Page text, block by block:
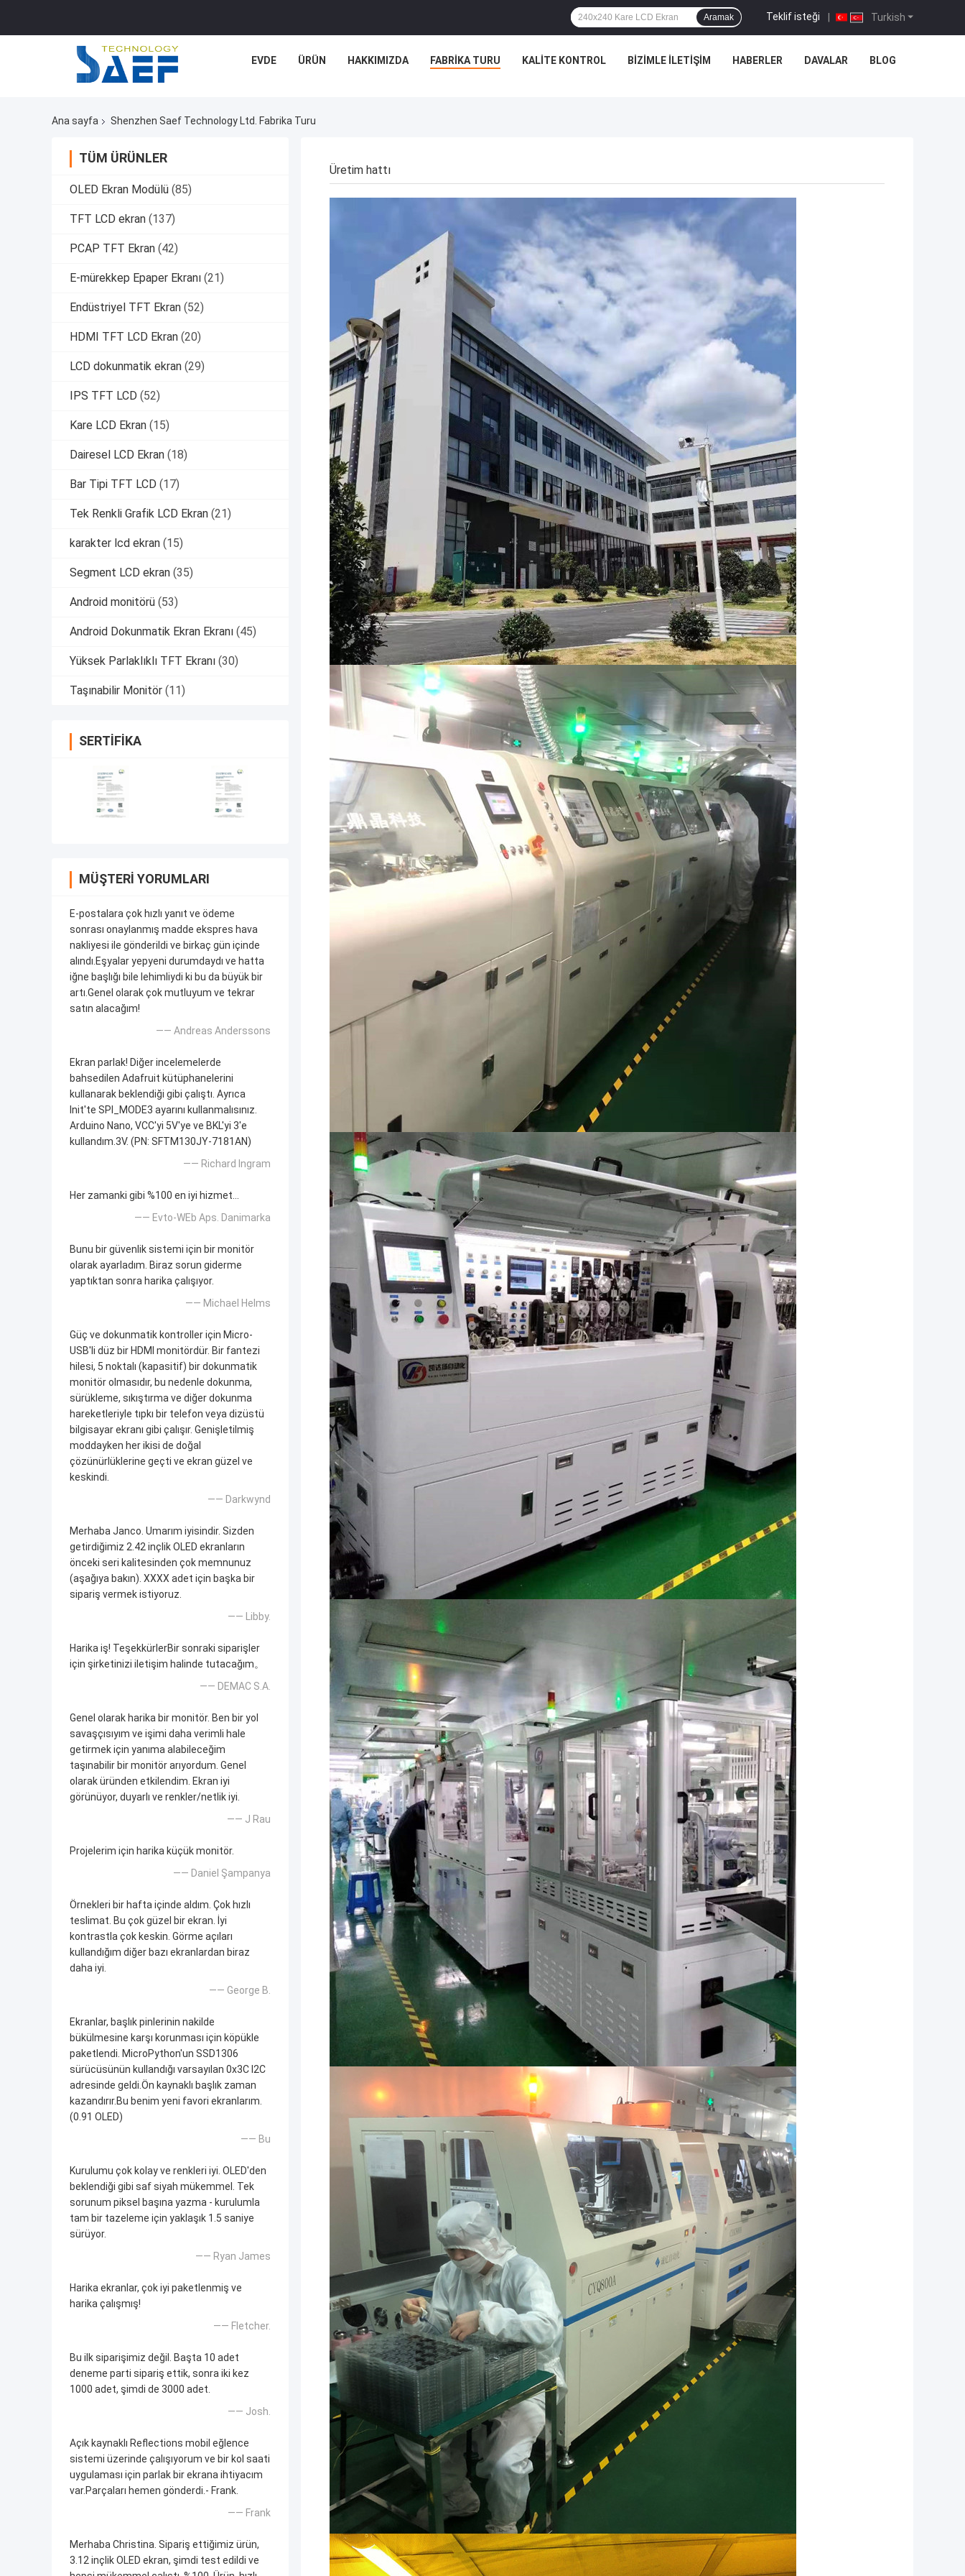
Turkish
Teklif isteği |
Aramak
EVDE ÜRÜN HAKKIMIZDA FABRIKA TURU KALITE KONTROL BIZIMLE İLETIŞIM HABERLER DAVALAR BLOG
Ana sayfa Shenzhen Saef Technology Ltd. Fabrika Turu
TÜM ÜRÜNLER
OLED Ekran Modülü (85)
TFT LCD ekran (137)
PCAP TFT Ekran (42)
E-mürekkep Epaper Ekranı (21)
Endüstriyel TFT Ekran (52)
HDMI TFT LCD Ekran (20)
LCD dokunmatik ekran (29)
IPS TFT LCD (52)
Kare LCD Ekran (15)
Dairesel LCD Ekran (18)
Bar Tipi TFT LCD (17)
Tek Renkli Grafik LCD Ekran (21)
karakter lcd ekran (15)
Segment LCD ekran (35)
Android monitörü (53)
Android Dokunmatik Ekran Ekranı (45)
Yüksek Parlaklıklı TFT Ekranı (30)
Taşınabilir Monitör (11)
SERTIFIKA
MÜŞTERI YORUMLARI
E-postalara çok hızlı yanıt ve ödeme
sonrası onaylanmış madde ekspres hava
nakliyesi ile gönderildi ve birkaç gün içinde
alındı.Eşyalar yepyeni durumdaydı ve hatta
iğne başlığı bile lehimliydi ki bu da büyük bir
artı.Genel olarak çok mutluyum ve tekrar
satın alacağım!
—— Andreas Anderssons
Ekran parlak! Diğer incelemelerde
bahsedilen Adafruit kütüphanelerini
kullanarak beklendiği gibi çalıştı. Ayrıca
Init'te SPI_MODE3 ayarını kullanmalısınız.
Arduino Nano, VCC'yi 5V'ye ve BKL'yi 3'e
kullandım.3V. (PN: SFTM130JY-7181AN)
—— Richard Ingram
Her zamanki gibi %100 en iyi hizmet...
—— Evto-WEb Aps. Danimarka
Bunu bir güvenlik sistemi için bir monitör
olarak ayarladım. Biraz sorun giderme
yaptıktan sonra harika çalışıyor.
—— Michael Helms
Güç ve dokunmatik kontroller için Micro-
USB'li düz bir HDMI monitördür. Bir fantezi
hilesi, 5 noktalı (kapasitif) bir dokunmatik
monitör olmasıdır, bu nedenle dokunma,
sürükleme, sıkıştırma ve diğer dokunma
hareketleriyle tıpkı bir telefon veya dizüstü
bilgisayar ekranı gibi çalışır. Genişletilmiş
moddayken her ikisi de doğal
çözünürlüklerine geçti ve ekran güzel ve
keskindi.
—— Darkwynd
Merhaba Janco. Umarım iyisindir. Sizden
getirdiğimiz 2.42 inçlik OLED ekranların
önceki seri kalitesinden çok memnunuz
(aşağıya bakın). XXXX adet için başka bir
sipariş vermek istiyoruz.
—— Libby.
Harika iş! TeşekkürlerBir sonraki siparişler
için şirketinizi iletişim halinde tutacağım。
—— DEMAC S.A.
Genel olarak harika bir monitör. Ben bir yol
savaşçısıyım ve işimi daha verimli hale
getirmek için yanıma alabileceğim
taşınabilir bir monitör arıyordum. Genel
olarak üründen etkilendim. Ekran iyi
görünüyor, duyarlı ve renkler/netlik iyi.
—— J Rau
Projelerim için harika küçük monitör.
—— Daniel Şampanya
Örnekleri bir hafta içinde aldım. Çok hızlı
teslimat. Bu çok güzel bir ekran. İyi
kontrastla çok keskin. Görme açıları
kullandığım diğer bazı ekranlardan biraz
daha iyi.
—— George B.
Ekranlar, başlık pinlerinin nakilde
bükülmesine karşı korunması için köpükle
paketlendi. MicroPython'un SSD1306
sürücüsünün kullandığı varsayılan 0x3C I2C
adresinde geldi.Ön kaynaklı başlık zaman
kazandırır.Bu benim yeni favori ekranlarım.
(0.91 OLED)
—— Bu
Kurulumu çok kolay ve renkleri iyi. OLED'den
beklendiği gibi saf siyah mükemmel. Tek
sorunum piksel başına yazma - kurulumla
tam bir tazeleme için yaklaşık 1.5 saniye
sürüyor.
—— Ryan James
Harika ekranlar, çok iyi paketlenmiş ve
harika çalışmış!
—— Fletcher.
Bu ilk siparişimiz değil. Başta 10 adet
deneme parti sipariş ettik, sonra iki kez
1000 adet, şimdi de 3000 adet.
—— Josh.
Açık kaynaklı Reflections mobil eğlence
sistemi üzerinde çalışıyorum ve bir kol saati
uygulaması için parlak bir ekrana ihtiyacım
var.Parçaları hemen gönderdi.- Frank.
—— Frank
Merhaba Christina. Sipariş ettiğimiz ürün,
3.12 inçlik OLED ekran, şimdi test edildi ve
Üretim hattı